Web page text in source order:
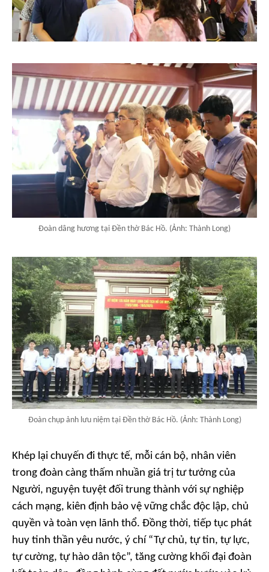
Đoàn dâng hương tại Đền thờ Bác Hồ. (Ảnh: Thành Long)
Đoàn chụp ảnh lưu niệm tại Đền thờ Bác Hồ. (Ảnh: Thành Long)
Khép lại chuyến đi thực tế, mỗi cán bộ, nhân viên
trong đoàn càng thấm nhuần giá trị tư tưởng của
Người, nguyện tuyệt đối trung thành với sự nghiệp
cách mạng, kiên định bảo vệ vững chắc độc lập, chủ
quyền và toàn vẹn lãnh thổ. Đồng thời, tiếp tục phát
huy tinh thần yêu nước, ý chí “Tự chủ, tự tin, tự lực,
tự cường, tự hào dân tộc”, tăng cường khối đại đoàn